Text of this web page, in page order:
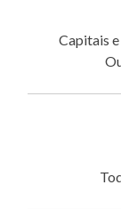
Capitais